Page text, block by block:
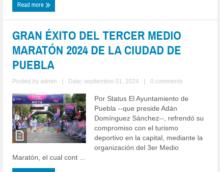
Read more
GRAN ÉXITO DEL TERCER MEDIO
MARATÓN 2024 DE LA CIUDAD DE
PUEBLA
Posted byadmin Date: septiembre 01, 2024 0 comments
Por Status El Ayuntamiento de
Puebla --que preside Adán
Domínguez Sánchez--, refrendó su
compromiso con el turismo
deportivo en la capital, mediante la
organización del 3er Medio
Maratón, el cual cont ...